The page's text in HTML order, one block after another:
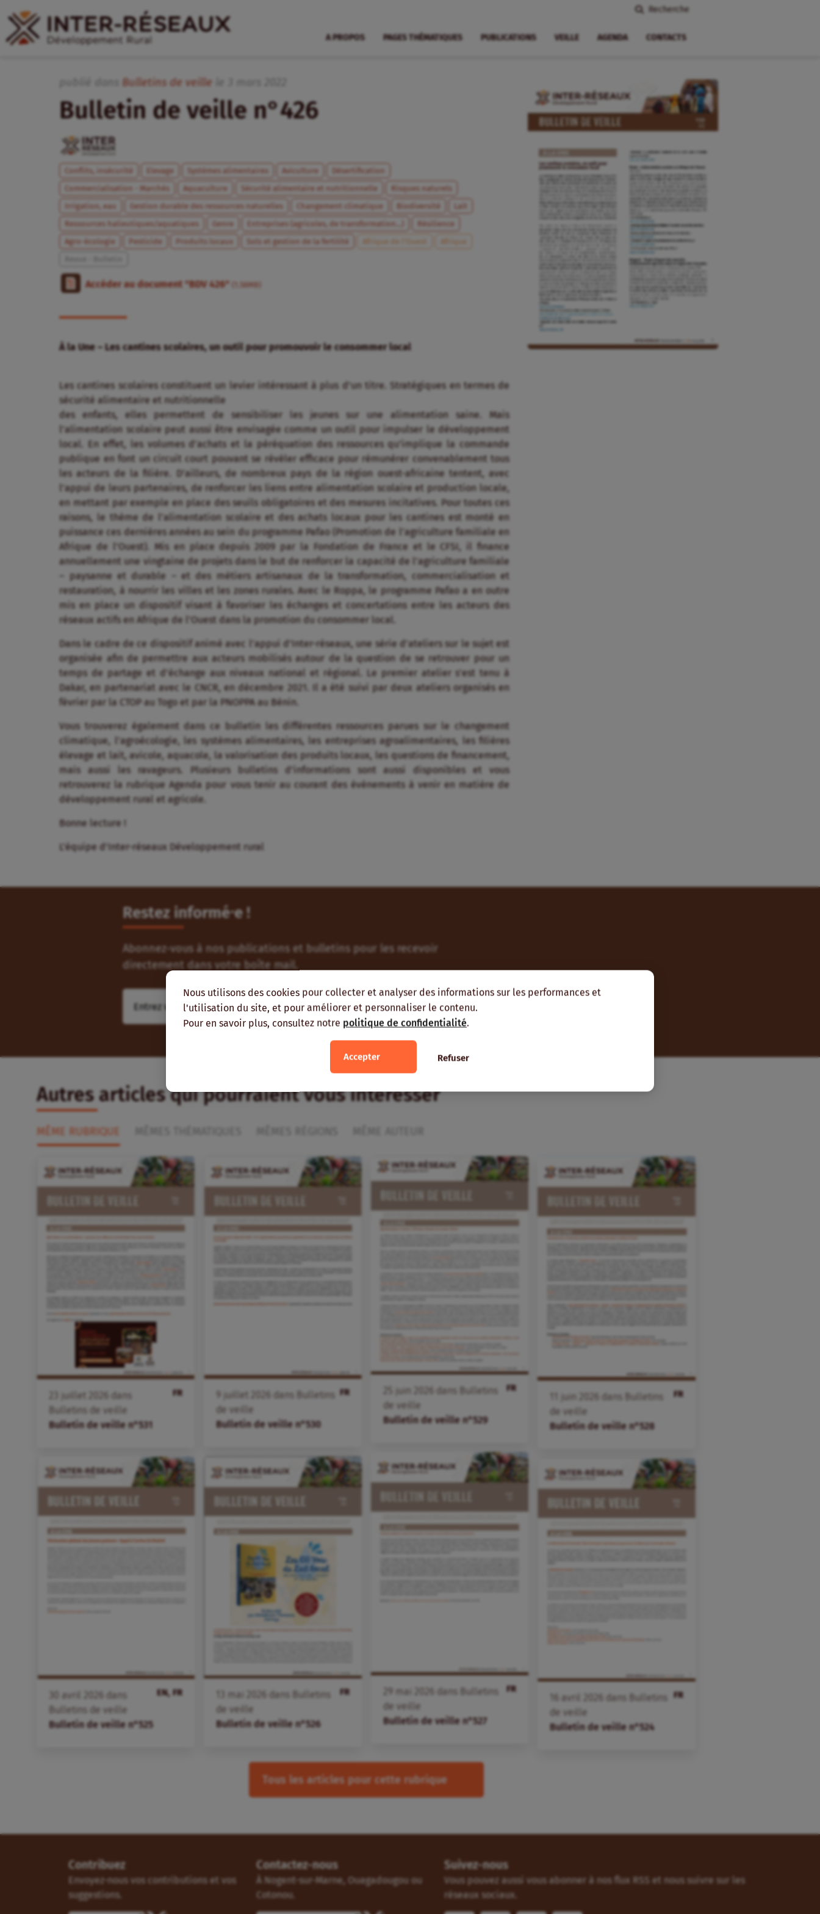
Nous utilisons des cookies pour collecter et analyser des informations sur les performances et
l'utilisation du site, et pour améliorer et personnaliser le contenu.
Pour en savoir plus, consultez notre politique de confidentialité.
Accepter Refuser
Recherche
A PROPOS PAGES THÉMATIQUES PUBLICATIONS VEILLE AGENDA CONTACTS
Bulletins de veille
Bulletin de veille n°426
Conflits, insécurité Elevage Systèmes alimentaires Aviculture
Désertification
Commercialisation - Marchés
Aquaculture Sécurité alimentaire et nutritionnelle
Risques naturels
Irrigation, eau
Gestion durable des ressources naturelles Changement climatique Biodiversité
Lait
Ressources halieutiques/aquatiques
Genre Entreprises (agricoles, de transformation...)
Résilience
Agro-écologie
Pesticide Produits locaux Sols et gestion de la fertilité Afrique de l’Ouest
Afrique
Accéder au document "BDV 426" (1.58MB)
À la Une – Les cantines scolaires, un outil pour promouvoir le consommer local
Les cantines scolaires constituent un levier intéressant à plus d’un titre. Stratégiques en termes de
sécurité alimentaire et nutritionnelle
des enfants, elles permettent de sensibiliser les jeunes sur une alimentation saine. Mais
l’alimentation scolaire peut aussi être envisagée comme un outil pour impulser le développement
local. En effet, les volumes d’achats et la péréquation des ressources qu’implique la commande
publique en font un circuit court pouvant se révéler efficace pour rémunérer convenablement tous
les acteurs de la filière. D’ailleurs, de nombreux pays de la région ouest-africaine tentent, avec
l’appui de leurs partenaires, de renforcer les liens entre alimentation scolaire et production locale,
en mettant par exemple en place des seuils obligatoires et des mesures incitatives. Pour toutes ces
raisons, le thème de l’alimentation scolaire et des achats locaux pour les cantines est monté en
puissance ces dernières années au sein du programme Pafao (Promotion de l’agriculture familiale en
Afrique de l’Ouest). Mis en place depuis 2009 par la Fondation de France et le CFSI, il finance
annuellement une vingtaine de projets dans le but de renforcer la capacité de l’agriculture familiale
– paysanne et durable – et des métiers artisanaux de la transformation, commercialisation et
restauration, à nourrir les villes et les zones rurales. Avec le Roppa, le programme Pafao a en outre
mis en place un dispositif visant à favoriser les échanges et concertations entre les acteurs des
réseaux actifs en Afrique de l’Ouest dans la promotion du consommer local.
Dans le cadre de ce dispositif animé avec l’appui d’Inter-réseaux, une série d’ateliers sur le sujet est
organisée afin de permettre aux acteurs mobilisés autour de la question de se retrouver pour un
temps de partage et d’échange aux niveaux national et régional. Le premier atelier s’est tenu à
Dakar, en partenariat avec le CNCR, en décembre 2021. Il a été suivi par deux ateliers organisés en
février par la CTOP au Togo et par la PNOPPA au Bénin.
Vous trouverez également dans ce bulletin les différentes ressources parues sur le changement
climatique, l’agroécologie, les systèmes alimentaires, les entreprises agroalimentaires, les filières
élevage et lait, avicole, aquacole, la valorisation des produits locaux, les questions de financement,
mais aussi les ravageurs. Plusieurs bulletins d’informations sont aussi disponibles et vous
retrouverez la rubrique Agenda pour vous tenir au courant des évènements à venir en matière de
développement rural et agricole.
Bonne lecture !
L’équipe d’Inter-réseaux Développement rural
Restez informé⸱e !
Abonnez-vous à nos publications et bulletins pour les recevoir
directement dans votre boîte mail.
Autres articles qui pourraient vous intéresser
MÊME RUBRIQUE
FR
juillet
dans
Bulletins de veille
Bulletin de veille n°531
FR
juillet dans
Bulletins
de veille
Bulletin de veille n°530
FR
juin dans
Bulletins
de veille
Bulletin de veille n°529
FR
juin dans
Bulletins
de veille
Bulletin de veille n°528
FR
mai dans
Bulletins
de veille
Bulletin de veille n°527
FR
mai dans
Bulletins
de veille
Bulletin de veille n°526
EN, FR
avril
dans
Bulletins de veille
Bulletin de veille n°525
FR
avril dans
Bulletins
de veille
Bulletin de veille n°524
Tous les articles pour cette rubrique
Contribuez
Envoyez-nous vos contributions et vos
suggestions.
Contactez-nous
À Nogent-sur-Marne, Ouagadougou ou
Cotonou.
Suivez-nous
Vous pouvez aussi vous abonner à nos flux RSS et nous suivre sur les
réseaux sociaux.